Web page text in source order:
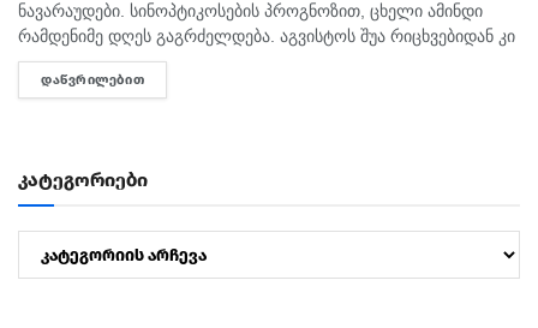
ნავარაუდები. სინოპტიკოსების პროგნოზით, ცხელი ამინდი
რამდენიმე დღეს გაგრძელდება. აგვისტოს შუა რიცხვებიდან კი
ტემპერატურა 40 გრადუსს მიაღწევს. "ტემპერატურამ აგვისტოს
თვეში შესაძლოა 35-40 გრადუსს მიაღწიოს, ანუ ამ...
ᲓᲐᲬᲕᲠᲘᲚᲔᲑᲘᲗ
კატეგორიები
კატეგორიები